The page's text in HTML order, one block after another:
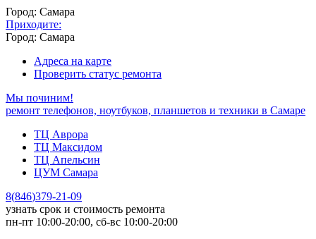
Город: Самара
Приходите:
Город: Самара
Адреса на карте
Проверить статус ремонта
Мы починим!
ремонт телефонов, ноутбуков, планшетов и техники в Самаре
ТЦ Аврора
ТЦ Максидом
ТЦ Апельсин
ЦУМ Самара
8(846)379-21-09
узнать срок и стоимость ремонта
пн-пт 10:00-20:00, сб-вс 10:00-20:00